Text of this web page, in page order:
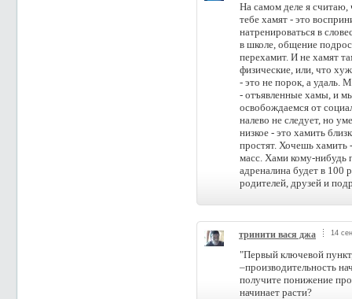
На самом деле я считаю,
тебе хамят - это
натренироваться в
в школе, общение
перехамит. И не хамят
физические, или, что
- это не порок, а удаль.
- отъявленные хамы, и
освобождаемся от
налево не следует, но
низкое - это хамить
простят. Хочешь хамить
масс. Хами кому-нибудь
адреналина будет в 100
родителей, друзей и
тринити вася джа 14
"Первый ключевой
–производительность
получите понижение
начинает расти?